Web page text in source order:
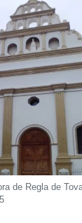
de Regla de